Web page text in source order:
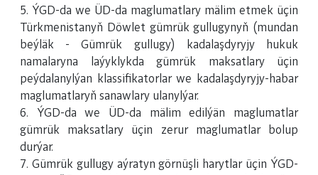
5. ÝGD-da we ÜD-da maglumatlary mälim etmek üçin
Türkmenistanyň Döwlet gümrük gullugynyň (mundan
beýläk - Gümrük gullugy) kadalaşdyryjy hukuk
namalaryna laýyklykda gümrük maksatlary üçin
peýdalanylýan klassifikatorlar we kadalaşdyryjy-habar
maglumatlaryň sanawlary ulanylýar.
6. ÝGD-da we ÜD-da mälim edilýän maglumatlar
gümrük maksatlary üçin zerur maglumatlar bolup
durýar.
7. Gümrük gullugy aýratyn görnüşli harytlar üçin ÝGD-